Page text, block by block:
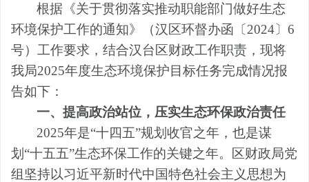
根据《关于贯彻落实推动职能部门做好生态
环境保护工作的通知》（汉区环督办函〔 2024〕6
号）工作要求，结合汉台区财政工作职责，现将
我局2025年度生态环境保护目标任务完成情况报
告如下：
一、提高政治站位，压实生态环保政治责任
2025年是“十四五”规划收官之年，也是谋
划“十五五”生态环保工作的关键之年。区财政局党
组坚持以习近平新时代中国特色社会主义思想为